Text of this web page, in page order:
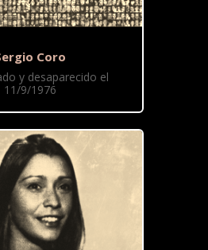
Coro
y desaparecido el
11/9/1976